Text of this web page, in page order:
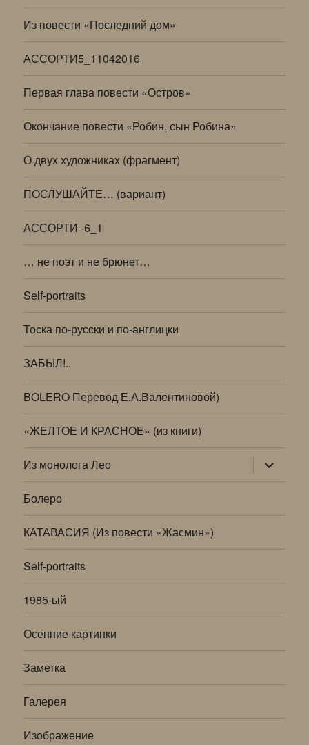
Из повести «Последний дом»
АССОРТИ5_11042016
Первая глава повести «Остров»
Окончание повести «Робин, сын Робина»
О двух художниках (фрагмент)
ПОСЛУШАЙТЕ… (вариант)
АССОРТИ -6_1
… не поэт и не брюнет…
Self-portraits
Тоска по-русски и по-англицки
ЗАБЫЛ!..
BOLERO Перевод Е.А.Валентиновой)
«ЖЕЛТОЕ И КРАСНОЕ» (из книги)
Из монолога Лео раскрыть
дочернее
меню
Болеро
КАТАВАСИЯ (Из повести «Жасмин»)
Self-portraits
1985-ый
Осенние картинки
Заметка
Галерея
Изображение